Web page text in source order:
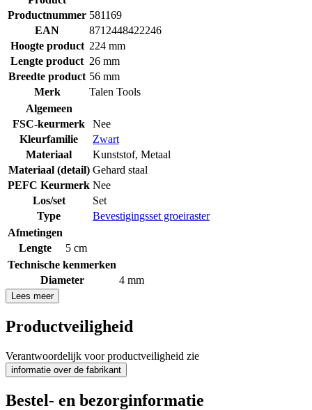
Productnummer 581169
EAN
8712448422246
Hoogte product 224 mm
Lengte product 26 mm
Breedte product 56 mm
Merk
Talen Tools
Algemeen
FSC-keurmerk
Nee
Kleurfamilie
Zwart
Materiaal
Kunststof, Metaal
Materiaal (detail) Gehard staal
PEFC Keurmerk Nee
Los/set
Set
Type
Bevestigingsset groeiraster
Afmetingen
Lengte
5 cm
Technische kenmerken
Diameter
4 mm
Lees meer
Productveiligheid
Verantwoordelijk voor productveiligheid zie
informatie over de fabrikant
Bestel- en bezorginformatie